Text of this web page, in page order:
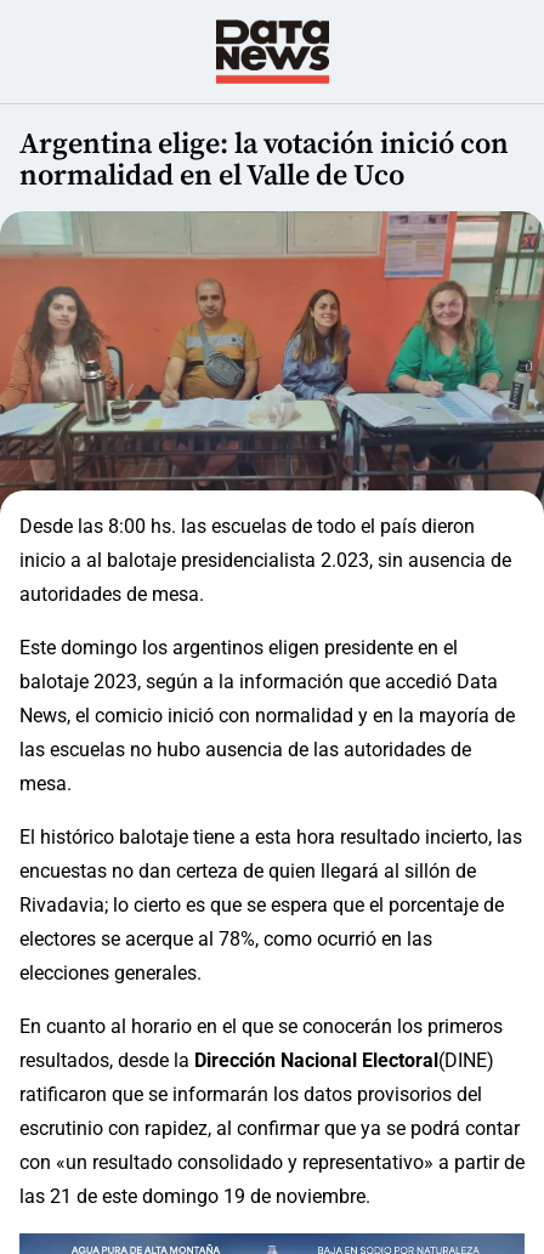
Argentina elige: la votación inició con
normalidad en el Valle de Uco
Desde las 8:00 hs. las escuelas de todo el país dieron
inicio a al balotaje presidencialista 2.023, sin ausencia de
autoridades de mesa.
Este domingo los argentinos eligen presidente en el
balotaje 2023, según a la información que accedió Data
News, el comicio inició con normalidad y en la mayoría de
las escuelas no hubo ausencia de las autoridades de
mesa.
El histórico balotaje tiene a esta hora resultado incierto, las
encuestas no dan certeza de quien llegará al sillón de
Rivadavia; lo cierto es que se espera que el porcentaje de
electores se acerque al 78%, como ocurrió en las
elecciones generales.
En cuanto al horario en el que se conocerán los primeros
resultados, desde la Dirección Nacional Electoral (DINE)
ratificaron que se informarán los datos provisorios del
escrutinio con rapidez, al confirmar que ya se podrá contar
con «un resultado consolidado y representativo» a partir de
las 21 de este domingo 19 de noviembre.